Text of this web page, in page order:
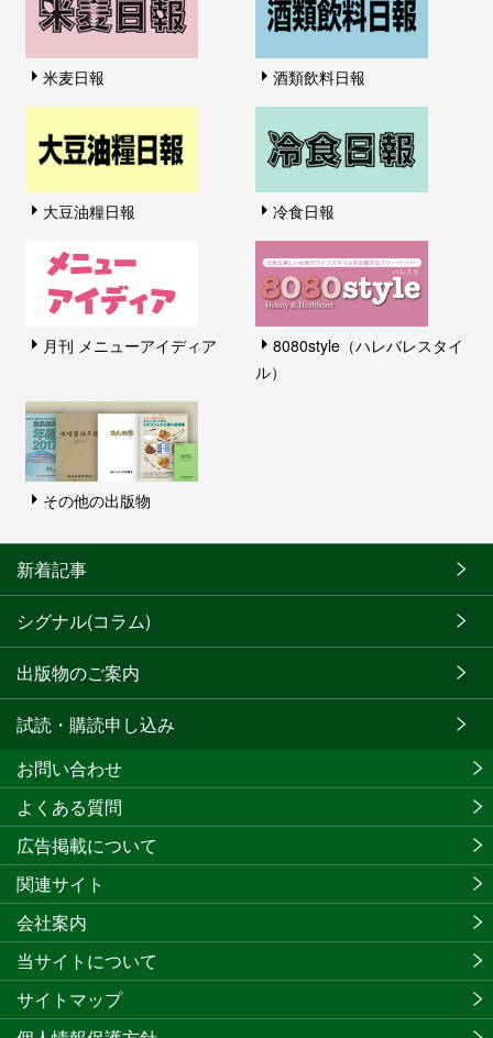
米麦日報 酒類飲料日報
大豆油糧日報 冷食日報
月刊 メニューアイディア
8080style（ハレバレスタイ
ル）
その他の出版物
新着記事
シグナル(コラム)
出版物のご案内
試読・購読申し込み
お問い合わせ
よくある質問
広告掲載について
関連サイト
会社案内
当サイトについて
サイトマップ